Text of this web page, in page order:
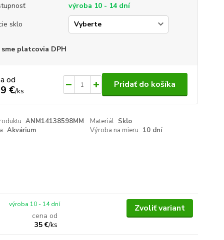
výroba 10 - 14 dní
sklo
sme platcovia DPH
od
€/ks
Pridať do košíka
ANM14138598MM Materiál: Sklo
Akvárium Výroba na mieru: 10 dní
cena od
35 €/ks
výroba 10 - 14 dní Zvoliť variant